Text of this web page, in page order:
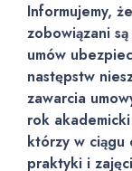
Informujemy,
zobowiązani
umów
następstw
zawarcia
rok
którzy w ciągu
praktyki i